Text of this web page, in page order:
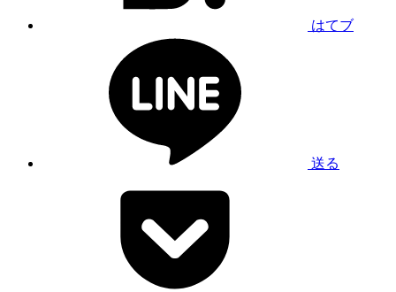
はてブ
送る